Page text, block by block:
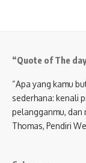
“Quote of The
“Apa yang kamu
sederhana: kenali
pelangganmu, dan
Thomas, Pendiri